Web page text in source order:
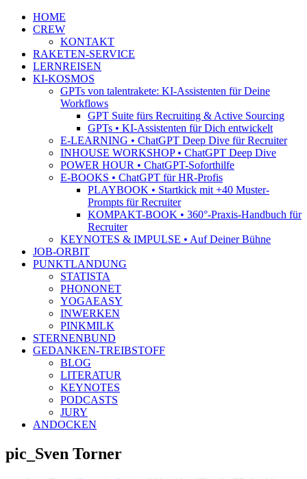
HOME
CREW
KONTAKT
RAKETEN-SERVICE
LERNREISEN
KI-KOSMOS
GPTs von talentrakete: KI-Assistenten für Deine
Workflows
GPT Suite fürs Recruiting & Active Sourcing
GPTs • KI-Assistenten für Dich entwickelt
E-LEARNING • ChatGPT Deep Dive für Recruiter
INHOUSE WORKSHOP • ChatGPT Deep Dive
POWER HOUR • ChatGPT-Soforthilfe
E-BOOKS • ChatGPT für HR-Profis
PLAYBOOK • Startkick mit +40 Muster-
Prompts für Recruiter
KOMPAKT-BOOK • 360°-Praxis-Handbuch für
Recruiter
KEYNOTES & IMPULSE • Auf Deiner Bühne
JOB-ORBIT
PUNKTLANDUNG
STATISTA
PHONONET
YOGAEASY
INWERKEN
PINKMILK
STERNENBUND
GEDANKEN-TREIBSTOFF
BLOG
LITERATUR
KEYNOTES
PODCASTS
JURY
ANDOCKEN
pic_Sven Torner